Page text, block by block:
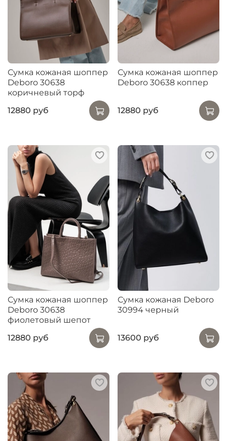
Сумка кожаная шоппер
Deboro 30638
коричневый торф
12880 руб
Сумка кожаная шоппер
Deboro 30638 коппер
12880 руб
Сумка кожаная шоппер
Deboro 30638
фиолетовый шепот
12880 руб
Сумка кожаная Deboro
30994 черный
13600 руб